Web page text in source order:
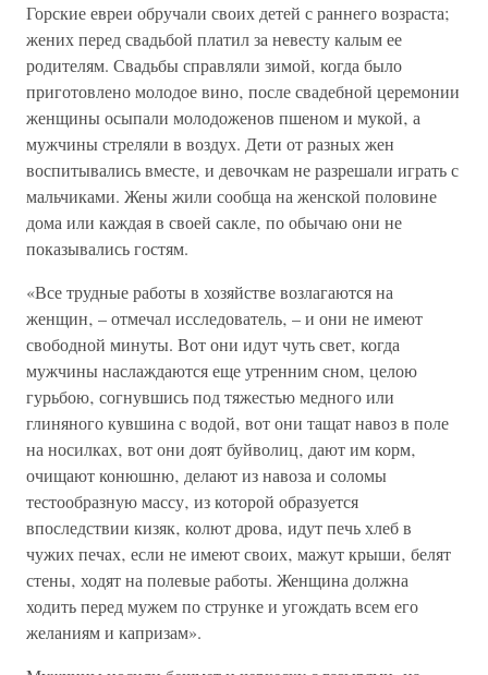
Горские евреи обручали своих детей с раннего возраста;
жених перед свадьбой платил за невесту калым ее
родителям. Свадьбы справляли зимой‚ когда было
приготовлено молодое вино‚ после свадебной церемонии
женщины осыпали молодоженов пшеном и мукой‚ а
мужчины стреляли в воздух. Дети от разных жен
воспитывались вместе‚ и девочкам не разрешали играть с
мальчиками. Жены жили сообща на женской половине
дома или каждая в своей сакле‚ по обычаю они не
показывались гостям.
«Все трудные работы в хозяйстве возлагаются на
женщин‚ – отмечал исследователь‚ – и они не имеют
свободной минуты. Вот они идут чуть свет‚ когда
мужчины наслаждаются еще утренним сном‚ целою
гурьбою‚ согнувшись под тяжестью медного или
глиняного кувшина с водой‚ вот они тащат навоз в поле
на носилках‚ вот они доят буйволиц‚ дают им корм‚
очищают конюшню‚ делают из навоза и соломы
тестообразную массу‚ из которой образуется
впоследствии кизяк‚ колют дрова‚ идут печь хлеб в
чужих печах‚ если не имеют своих‚ мажут крыши‚ белят
стены‚ ходят на полевые работы. Женщина должна
ходить перед мужем по струнке и угождать всем его
желаниям и капризам».